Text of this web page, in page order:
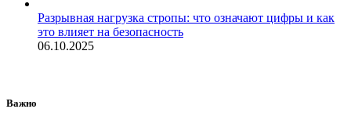
Разрывная нагрузка стропы: что означают цифры и как
это влияет на безопасность
06.10.2025
Важно